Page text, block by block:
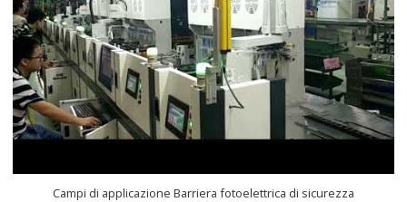
Campi di applicazione Barriera fotoelettrica di sicurezza